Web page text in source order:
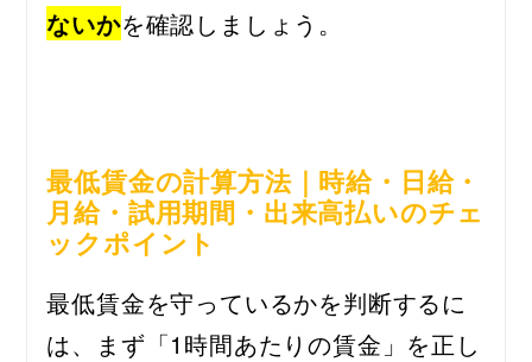
ないかを確認しましょう。
最低賃金の計算方法｜時給・日給・
月給・試用期間・出来高払いのチェ
ックポイント
最低賃金を守っているかを判断するに
は、まず「1時間あたりの賃金」を正し